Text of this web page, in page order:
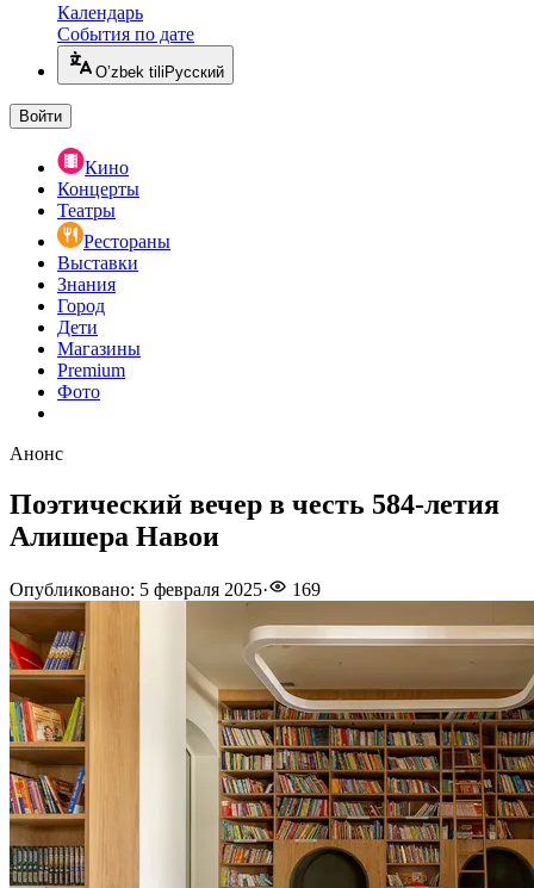
Календарь
События по дате
O’zbek tili Русский
Войти
Кино
Концерты
Театры
Рестораны
Выставки
Знания
Город
Дети
Магазины
Premium
Фото
Анонс
Поэтический вечер в честь 584-летия
Алишера Навои
Опубликовано: 5 февраля 2025· 169